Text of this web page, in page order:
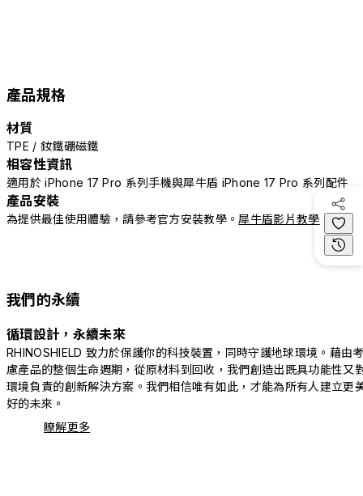
產品規格
材質
TPE / 釹鐵硼磁鐵
相容性資訊
適用於 iPhone 17 Pro 系列手機與犀牛盾 iPhone 17 Pro 系列配件
產品安裝
為提供最佳使用體驗，請參考官方安裝教學。 犀牛盾影片教學
我們的永續
循環設計，永續未來
RHINOSHIELD 致力於保護你的科技裝置，同時守護地球環境。藉由
慮產品的整個生命週期，從原材料到回收，我們創造出既具功能性又
環境負責的創新解決方案。我們相信唯有如此，才能為所有人建立更
好的未來。
瞭解更多